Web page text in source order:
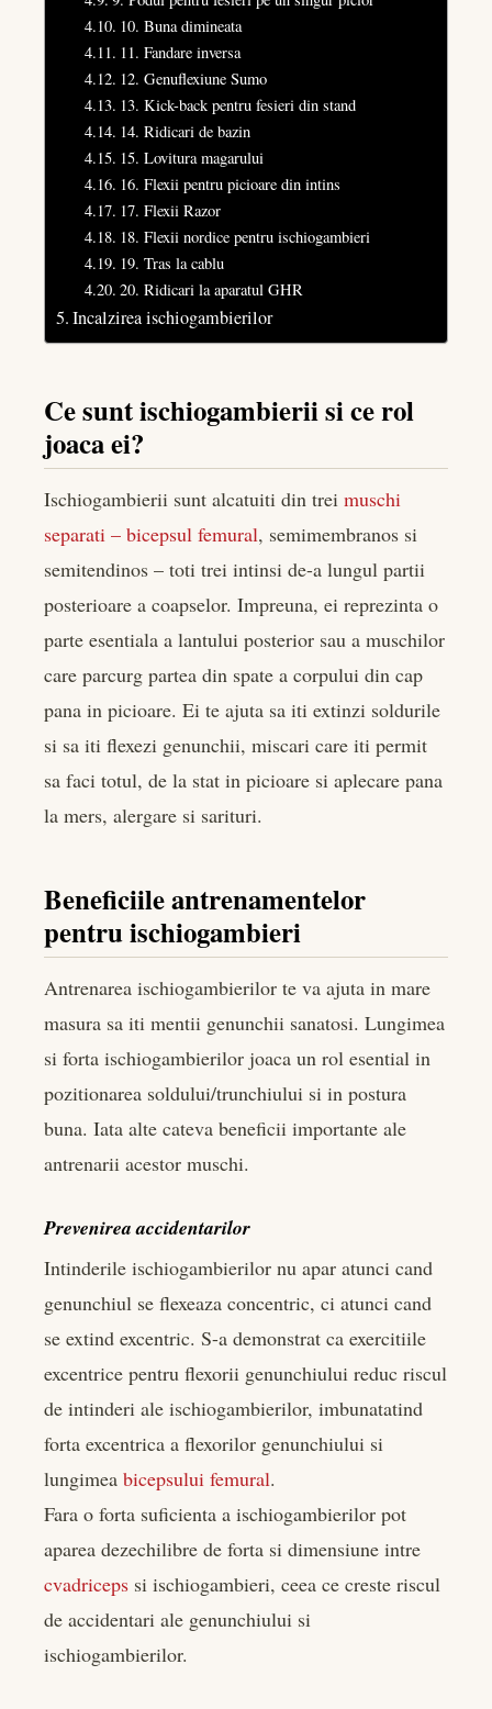
10. Buna dimineata
11. Fandare inversa
12. Genuflexiune Sumo
13. Kick-back pentru fesieri din stand
14. Ridicari de bazin
15. Lovitura magarului
16. Flexii pentru picioare din intins
17. Flexii Razor
18. Flexii nordice pentru ischiogambieri
19. Tras la cablu
20. Ridicari la aparatul GHR
Incalzirea ischiogambierilor
Ce sunt ischiogambierii si ce rol
joaca ei?
Ischiogambierii sunt alcatuiti din trei muschi
separati – bicepsul femural, semimembranos si
semitendinos – toti trei intinsi de-a lungul partii
posterioare a coapselor. Impreuna, ei reprezinta o
parte esentiala a lantului posterior sau a muschilor
care parcurg partea din spate a corpului din cap
pana in picioare. Ei te ajuta sa iti extinzi soldurile
si sa iti flexezi genunchii, miscari care iti permit
sa faci totul, de la stat in picioare si aplecare pana
la mers, alergare si sarituri.
Beneficiile antrenamentelor
pentru ischiogambieri
Antrenarea ischiogambierilor te va ajuta in mare
masura sa iti mentii genunchii sanatosi. Lungimea
si forta ischiogambierilor joaca un rol esential in
pozitionarea soldului/trunchiului si in postura
buna. Iata alte cateva beneficii importante ale
antrenarii acestor muschi.
Prevenirea accidentarilor
Intinderile ischiogambierilor nu apar atunci cand
genunchiul se flexeaza concentric, ci atunci cand
se extind excentric. S-a demonstrat ca exercitiile
excentrice pentru flexorii genunchiului reduc riscul
de intinderi ale ischiogambierilor, imbunatatind
forta excentrica a flexorilor genunchiului si
lungimea bicepsului femural.
Fara o forta suficienta a ischiogambierilor pot
aparea dezechilibre de forta si dimensiune intre
cvadriceps si ischiogambieri, ceea ce creste riscul
de accidentari ale genunchiului si
ischiogambierilor.